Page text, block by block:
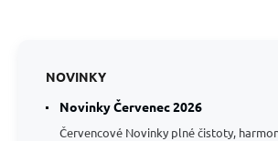
NOVINKY
Novinky Červenec 2026
Červencové Novinky plné čistoty,